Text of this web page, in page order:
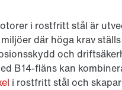
i rostfritt stål är
där höga krav
och
B14-fläns kan
i rostfritt stål och